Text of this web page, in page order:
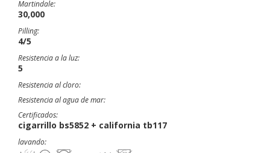
Martindale:
30,000
Pilling:
4/5
Resistencia a la luz:
5
Resistencia al cloro:
Resistencia al agua de mar:
Certificados:
cigarrillo bs5852 + california tb117
lavando: